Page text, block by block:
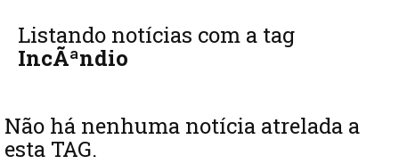
Listando notícias com a tag
IncÃªndio
Não há nenhuma notícia atrelada a
esta TAG.